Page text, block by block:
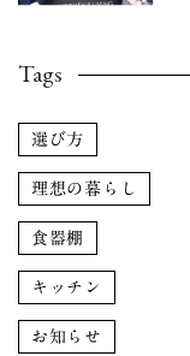
Tags
選び方
理想の暮らし
食器棚
キッチン
お知らせ